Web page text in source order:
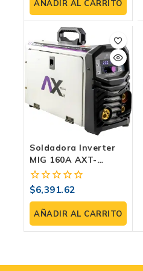
5
AÑADIR AL CARRITO
Soldadora Inverter
MIG 160A AXT-
EM160LED |
MIG/MAG, FLUX, MMA
Y TIG Lift
0
fuera
de
5
$6,391.62
AÑADIR AL CARRITO